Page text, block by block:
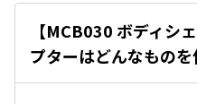
【MCB030 ボディシ
プターはどんなもの